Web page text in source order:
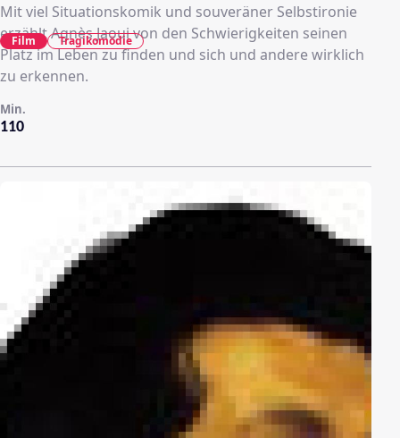
Mit viel Situationskomik und souveräner Selbstironie
erzählt Agnès Jaoui von den Schwierigkeiten seinen
Platz im Leben zu finden und sich und andere wirklich
zu erkennen.
110
Min.
Film Tragikomödie